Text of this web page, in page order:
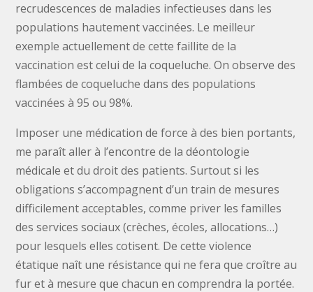
recrudescences de maladies infectieuses dans les
populations hautement vaccinées. Le meilleur
exemple actuellement de cette faillite de la
vaccination est celui de la coqueluche. On observe des
flambées de coqueluche dans des populations
vaccinées à 95 ou 98%.
Imposer une médication de force à des bien portants,
me paraît aller à l’encontre de la déontologie
médicale et du droit des patients. Surtout si les
obligations s’accompagnent d’un train de mesures
difficilement acceptables, comme priver les familles
des services sociaux (crèches, écoles, allocations…)
pour lesquels elles cotisent. De cette violence
étatique naît une résistance qui ne fera que croître au
fur et à mesure que chacun en comprendra la portée.